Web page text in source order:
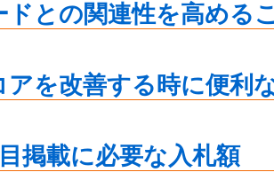
ドとの関連性を高める
アを改善する時に便利
掲載に必要な入札額